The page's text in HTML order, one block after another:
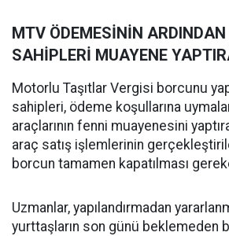
MTV ÖDEMESİNİN
SAHİPLERİ MUAYENE
Motorlu Taşıtlar Vergisi borcunu
sahipleri, ödeme koşullarına
araçlarının fenni muayenesini
araç satış işlemlerinin
borcun tamamen kapatılması
Uzmanlar, yapılandırmadan
yurttaşların son günü beklemeden